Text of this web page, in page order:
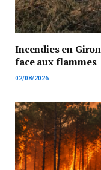
Incendies en
face aux flammes
02/08/2026